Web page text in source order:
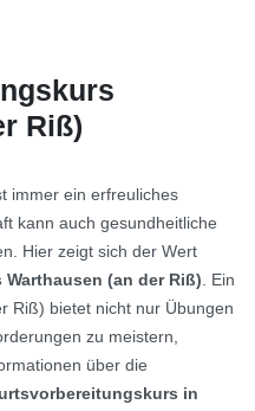
Riß)
immer ein erfreuliches
kann auch gesundheitliche
Hier zeigt sich der Wert
(an der Riß). Ein
Riß) bietet nicht nur Übungen
zu meistern,
über die
in